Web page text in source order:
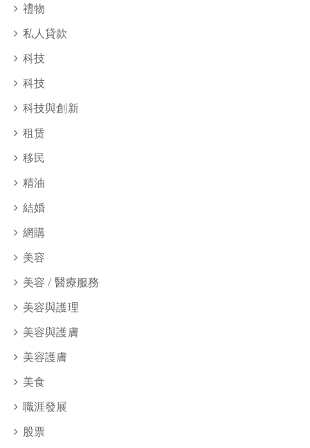
禮物
私人貸款
科技
科技
科技與創新
租赁
移民
精油
結婚
網購
美容
美容 / 醫療服務
美容與護理
美容與護膚
美容護膚
美食
職涯發展
股票